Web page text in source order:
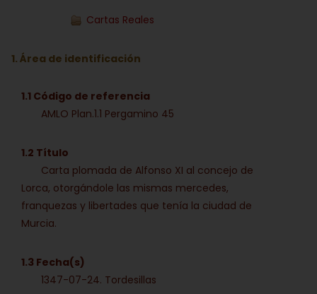
Cartas Reales
1. Área de identificación
1.1 Código de referencia
AMLO Plan.1.1 Pergamino 45
1.2 Título
Carta plomada de Alfonso XI al concejo de
Lorca, otorgándole las mismas mercedes,
franquezas y libertades que tenía la ciudad de
Murcia.
1.3 Fecha(s)
1347-07-24. Tordesillas